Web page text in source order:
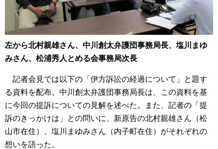
左から北村親雄さん、中川創太弁護団事務局長、塩川まゆ
みさん、松浦秀人とめる会事務局次長
記者会見では以下の「伊方訴訟の経過について」と題す
る資料を配布。中川創太弁護団事務局長は、この資料を基
に今回の提訴についての見解を述べた。また、記者の「提
訴のきっかけは」との問いに、新原告の北村親雄さん（松
山市在住）、塩川まゆみさん（内子町在住）がそれぞれの
想いを語った。